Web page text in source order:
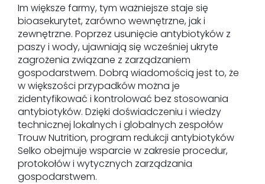
Im większe farmy, tym ważniejsze staje się
bioasekurytet, zarówno wewnętrzne, jak i
zewnętrzne. Poprzez usunięcie antybiotyków z
paszy i wody, ujawniają się wcześniej ukryte
zagrożenia związane z zarządzaniem
gospodarstwem. Dobrą wiadomością jest to, że
w większości przypadków można je
zidentyfikować i kontrolować bez stosowania
antybiotyków. Dzięki doświadczeniu i wiedzy
technicznej lokalnych i globalnych zespołów
Trouw Nutrition, program redukcji antybiotyków
Selko obejmuje wsparcie w zakresie procedur,
protokołów i wytycznych zarządzania
gospodarstwem.